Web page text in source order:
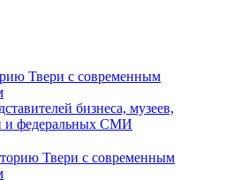
Твери с современным
бизнеса, музеев,
и федеральных СМИ